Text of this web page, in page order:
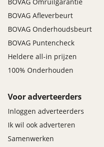
BOVAG Omruilgarantie
BOVAG Afleverbeurt
BOVAG Onderhoudsbeurt
BOVAG Puntencheck
Heldere all-in prijzen
100% Onderhouden
Voor adverteerders
Inloggen adverteerders
Ik wil ook adverteren
Samenwerken